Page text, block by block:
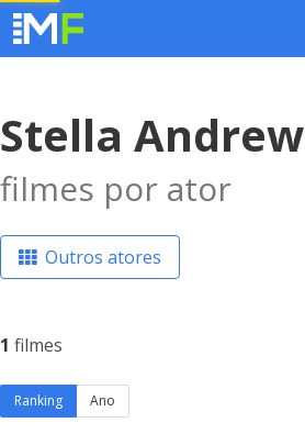
Stella Andrew
filmes por ator
Outros atores
1 filmes
Ranking Ano